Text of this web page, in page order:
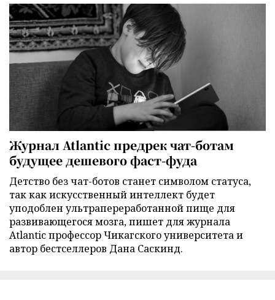
Журнал Atlantic предрек чат-ботам
будущее дешевого фаст-фуда
Детство без чат-ботов станет символом статуса,
так как искусственный интеллект будет
уподоблен ультрапереработанной пище для
развивающегося мозга, пишет для журнала
Atlantic профессор Чикагского университета и
автор бестселлеров Дана Саскинд.